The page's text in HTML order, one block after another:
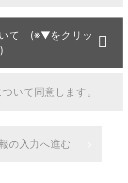
いて (※▼をクリッ
いて同意します。